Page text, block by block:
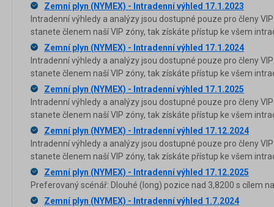
Zemní plyn (NYMEX) - Intradenní výhled 17.1.2023
Intradenní výhledy a analýzy jsou dostupné pouze pro členy
stanete členem naší VIP zóny, tak získáte přístup ke všem
Zemní plyn (NYMEX) - Intradenní výhled 17.1.2024
Intradenní výhledy a analýzy jsou dostupné pouze pro členy
stanete členem naší VIP zóny, tak získáte přístup ke všem
Zemní plyn (NYMEX) - Intradenní výhled 17.1.2025
Intradenní výhledy a analýzy jsou dostupné pouze pro členy
stanete členem naší VIP zóny, tak získáte přístup ke všem
Zemní plyn (NYMEX) - Intradenní výhled 17.12.2024
Intradenní výhledy a analýzy jsou dostupné pouze pro členy
stanete členem naší VIP zóny, tak získáte přístup ke všem
Zemní plyn (NYMEX) - Intradenní výhled 17.12.2025
Preferovaný scénář: Dlouhé (long) pozice nad 3,8200 s cílem
Zemní plyn (NYMEX) - Intradenní výhled 1.7.2024